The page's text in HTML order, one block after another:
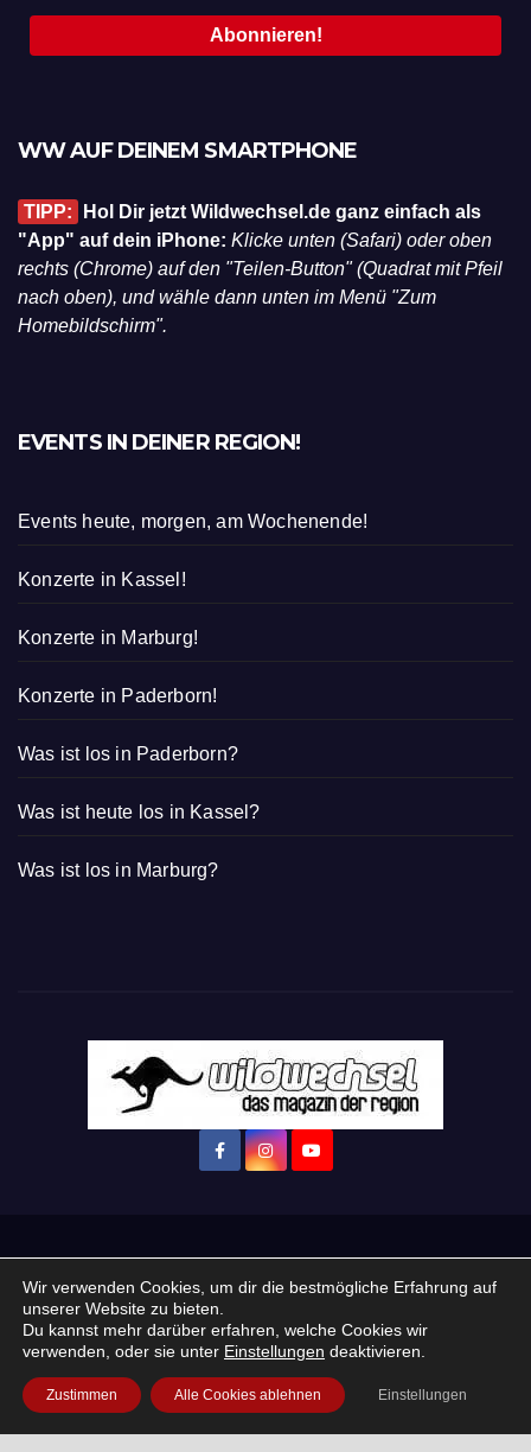
WW AUF DEINEM SMARTPHONE
TIPP:
Hol Dir jetzt Wildwechsel.de ganz einfach als
"App" auf dein iPhone: Klicke unten (Safari) oder oben
rechts (Chrome) auf den "Teilen-Button" (Quadrat mit Pfeil
nach oben), und wähle dann unten im Menü "Zum
Homebildschirm".
EVENTS IN DEINER REGION!
Events heute, morgen, am Wochenende!
Konzerte in Kassel!
Konzerte in Marburg!
Konzerte in Paderborn!
Was ist los in Paderborn?
Was ist heute los in Kassel?
Was ist los in Marburg?
+ Neue Veranstaltung eintragen:
Wir verwenden Cookies, um dir die bestmögliche Erfahrung auf
unserer Website zu bieten.
Du kannst mehr darüber erfahren, welche Cookies wir
verwenden, oder sie unter Einstellungen deaktivieren.
Zustimmen Alle Cookies ablehnen Einstellungen